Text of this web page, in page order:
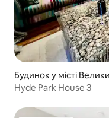
Будинок у місті
Hyde Park House 3